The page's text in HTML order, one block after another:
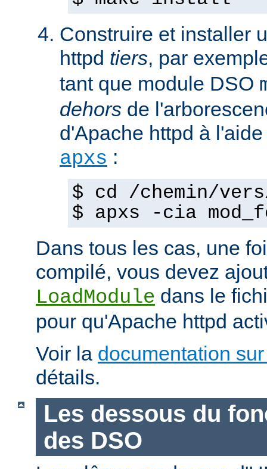
Construire et installer
httpd tiers, par
tant que module DSO
dehors de
d'Apache httpd à
apxs :
$ cd /chemin/
$ apxs -cia
Dans tous les cas, une
compilé, vous devez
LoadModule dans le
pour qu'Apache httpd
Voir la documentation
détails.
Les dessous du
des DSO